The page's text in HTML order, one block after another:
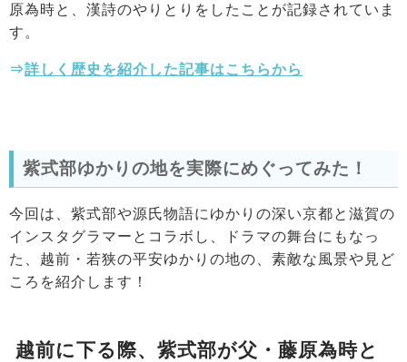
原為時と、漢詩のやりとりをしたことが記録されていま
す。
⇒詳しく歴史を紹介した記事はこちらから
紫式部ゆかりの地を実際にめぐってみた！
今回は、紫式部や源氏物語にゆかりの深い京都と滋賀の
インスタグラマーとコラボし、ドラマの舞台にもなっ
た、越前・若狭の平安ゆかりの地の、素敵な風景や見ど
ころを紹介します！
越前に下る際、紫式部が父・藤原為時と